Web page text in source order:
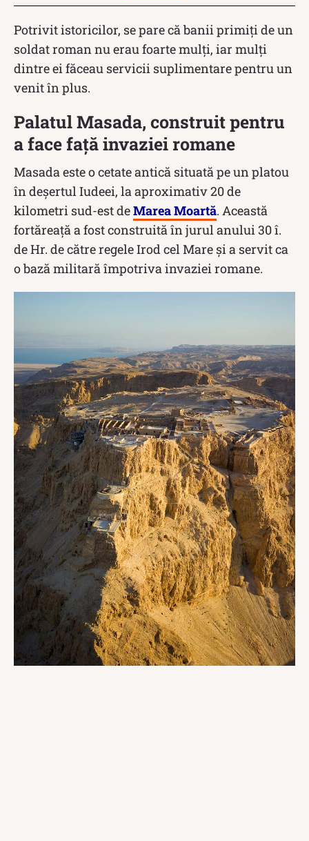
Potrivit istoricilor, se pare că banii primiți de un
soldat roman nu erau foarte mulți, iar mulți
dintre ei făceau servicii suplimentare pentru un
venit în plus.
Palatul Masada, construit pentru
a face față invaziei romane
Masada este o cetate antică situată pe un platou
în deșertul Iudeei, la aproximativ 20 de
kilometri sud-est deMarea Moartă. Această
fortăreață a fost construită în jurul anului 30 î.
de Hr. de către regele Irod cel Mare și a servit ca
o bază militară împotriva invaziei romane.